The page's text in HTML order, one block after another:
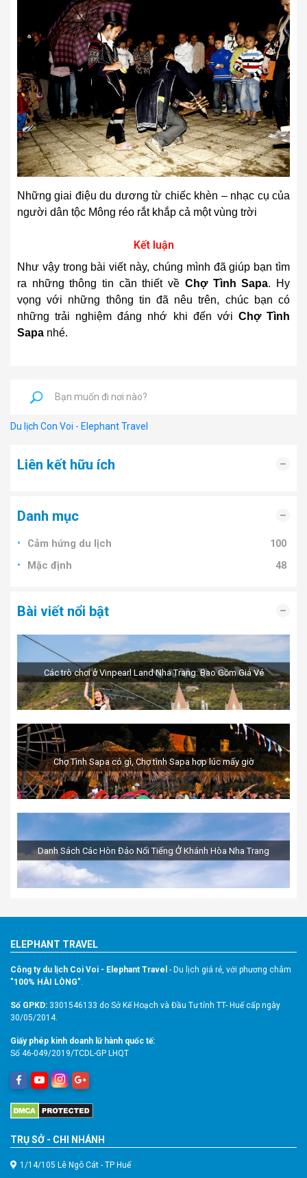
Những giai điệu du dương từ chiếc khèn – nhạc cụ của
người dân tộc Mông réo rắt khắp cả một vùng trời
Kết luận
Như vậy trong bài viết này, chúng mình đã giúp bạn tìm
ra những thông tin cần thiết về Chợ Tình Sapa. Hy
vọng với những thông tin đã nêu trên, chúc bạn có
những trải nghiệm đáng nhớ khi đến với Chợ Tình
Sapa nhé.
Du lịch Con Voi - Elephant Travel
Liên kết hữu ích
Danh mục
Cảm hứng du lịch
100
Mặc định
48
Bài viết nổi bật
Các trò chơi ở Vinpearl Land Nha Trang: Bao Gồm Giá Vé
Chợ Tình Sapa có gì, Chợ tình Sapa hợp lúc mấy giờ
Danh Sách Các Hòn Đảo Nổi Tiếng Ở Khánh Hòa Nha Trang
ELEPHANT TRAVEL
Công ty du lịch Coi Voi - Elephant Travel - Du lịch giá rẻ, với phương châm
"100% HÀI LÒNG"
Số GPKD: 3301546133 do Sở Kế Hoạch và Đầu Tư tỉnh TT- Huế cấp ngày
30/05/2014.
Giấy phép kinh doanh lữ hành quốc tế:
Số 46-049/2019/TCDL-GP LHQT
TRỤ SỞ - CHI NHÁNH
1/14/105 Lê Ngô Cát - TP Huế